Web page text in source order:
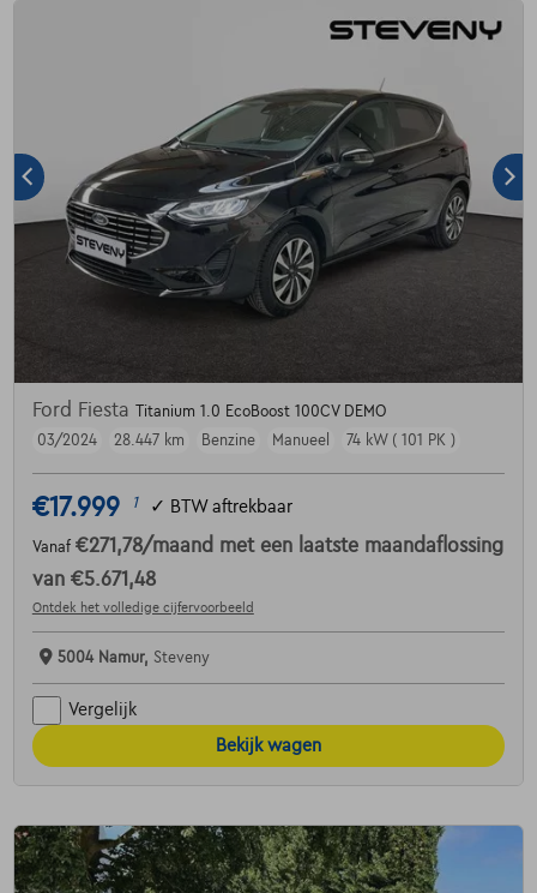
Ford Fiesta Titanium 1.0 EcoBoost 100CV DEMO
03/2024
28.447 km Benzine Manueel 74 kW ( 101 PK )
€17.999 1 ✓ BTW aftrekbaar
Vanaf €271,78/maand met een laatste maandaflossing
van €5.671,48
Ontdek het volledige cijfervoorbeeld
5004 Namur, Steveny
Vergelijk
Bekijk wagen